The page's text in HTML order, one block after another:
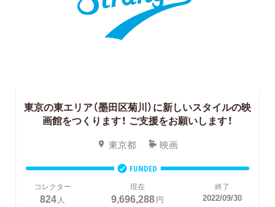
東京の東エリア（墨田区菊川）に新しいスタイルの映
画館をつくります！ ご支援をお願いします！
東京都 映画
FUNDED
コレクター
824人
現在
9,696,288円
終了
2022/09/30